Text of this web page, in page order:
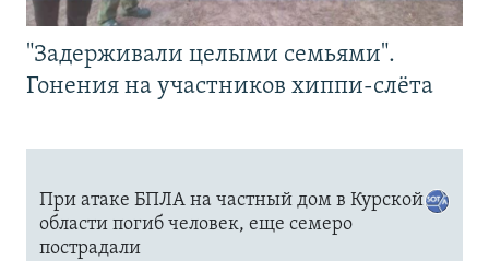
"Задерживали целыми семьями".
Гонения на участников хиппи-слёта